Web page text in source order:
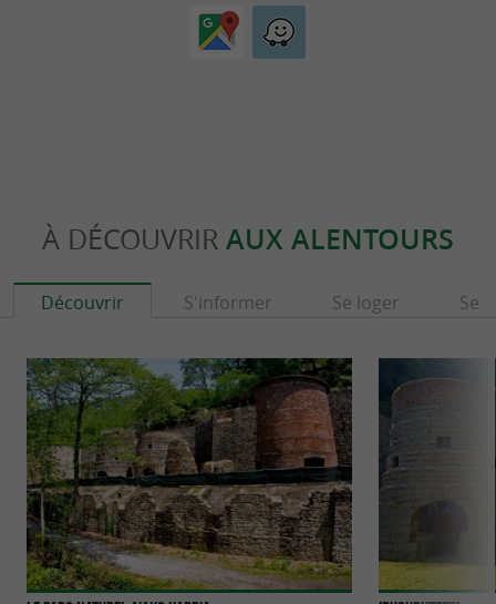
À DÉCOUVRIR AUX ALENTOURS
Découvrir S'informer Se loger Se